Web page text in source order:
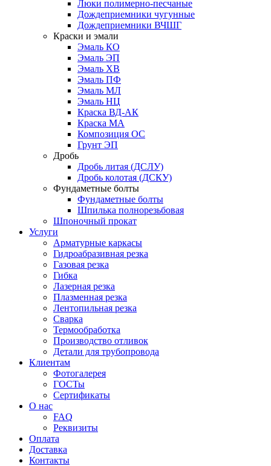
Люки полимерно-песчаные
Дождеприемники чугунные
Дождеприемники ВЧШГ
Краски и эмали
Эмаль КО
Эмаль ЭП
Эмаль ХВ
Эмаль ПФ
Эмаль МЛ
Эмаль НЦ
Краска ВД-АК
Краска МА
Композиция ОС
Грунт ЭП
Дробь
Дробь литая (ДСЛУ)
Дробь колотая (ДСКУ)
Фундаметные болты
Фундаметные болты
Шпилька полнорезьбовая
Шпоночный прокат
Услуги
Арматурные каркасы
Гидроабразивная резка
Газовая резка
Гибка
Лазерная резка
Плазменная резка
Лентопильная резка
Сварка
Термообработка
Производство отливок
Детали для трубопровода
Клиентам
Фотогалерея
ГОСТы
Сертификаты
О нас
FAQ
Реквизиты
Оплата
Доставка
Контакты